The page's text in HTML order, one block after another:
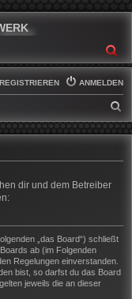
ANMELDEN
REGISTRIEREN
U
H
dir und dem Betreiber
„das Board“) schließt
ab (im Folgenden
Regelungen einverstanden.
bist, so darfst du das Board
jeweils die an dieser